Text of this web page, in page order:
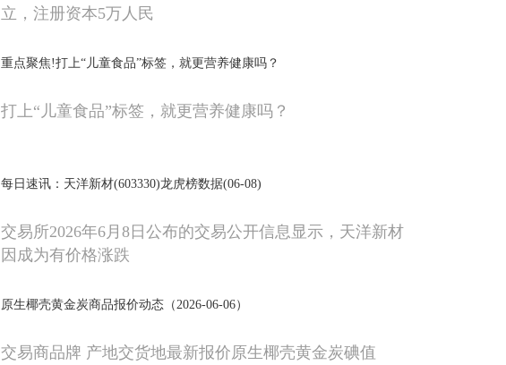
立，注册资本5万人民
重点聚焦!打上“儿童食品”标签，就更营养健康吗？
打上“儿童食品”标签，就更营养健康吗？
每日速讯：天洋新材(603330)龙虎榜数据(06-08)
交易所2026年6月8日公布的交易公开信息显示，天洋新材
因成为有价格涨跌
原生椰壳黄金炭商品报价动态（2026-06-06）
交易商品牌 产地交货地最新报价原生椰壳黄金炭碘值